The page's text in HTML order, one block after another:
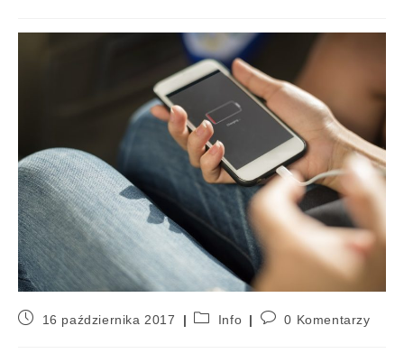
16 października 2017 Info 0 Komentarzy